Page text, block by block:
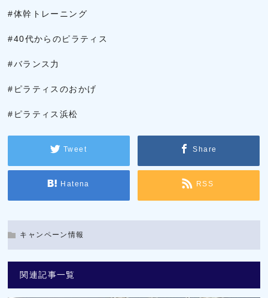
#体幹トレーニング
#40代からのピラティス
#バランス力
#ピラティスのおかげ
#ピラティス浜松
Tweet Share
Hatena RSS
キャンペーン情報
関連記事一覧